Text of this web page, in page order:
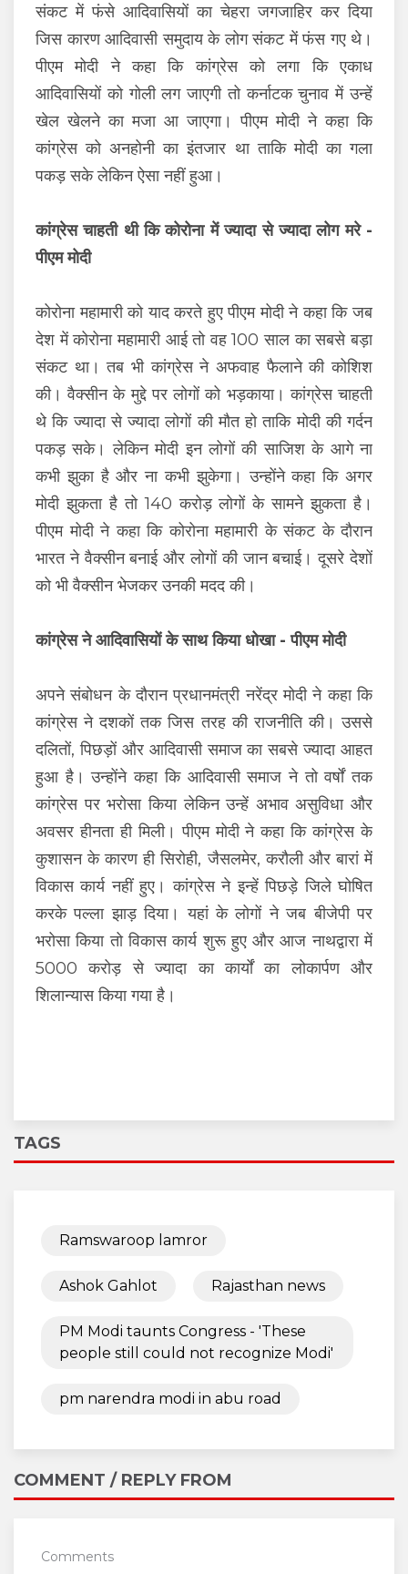
संकट में फंसे आदिवासियों का चेहरा जगजाहिर कर दिया
जिस कारण आदिवासी समुदाय के लोग संकट में फंस गए थे।
पीएम मोदी ने कहा कि कांग्रेस को लगा कि एकाध
आदिवासियों को गोली लग जाएगी तो कर्नाटक चुनाव में उन्हें
खेल खेलने का मजा आ जाएगा। पीएम मोदी ने कहा कि
कांग्रेस को अनहोनी का इंतजार था ताकि मोदी का गला
पकड़ सके लेकिन ऐसा नहीं हुआ।
कांग्रेस चाहती थी कि कोरोना में ज्यादा से ज्यादा लोग मरे -
पीएम मोदी
कोरोना महामारी को याद करते हुए पीएम मोदी ने कहा कि जब
देश में कोरोना महामारी आई तो वह 100 साल का सबसे बड़ा
संकट था। तब भी कांग्रेस ने अफवाह फैलाने की कोशिश
की। वैक्सीन के मुद्दे पर लोगों को भड़काया। कांग्रेस चाहती
थे कि ज्यादा से ज्यादा लोगों की मौत हो ताकि मोदी की गर्दन
पकड़ सके। लेकिन मोदी इन लोगों की साजिश के आगे ना
कभी झुका है और ना कभी झुकेगा। उन्होंने कहा कि अगर
मोदी झुकता है तो 140 करोड़ लोगों के सामने झुकता है।
पीएम मोदी ने कहा कि कोरोना महामारी के संकट के दौरान
भारत ने वैक्सीन बनाई और लोगों की जान बचाई। दूसरे देशों
को भी वैक्सीन भेजकर उनकी मदद की।
कांग्रेस ने आदिवासियों के साथ किया धोखा - पीएम मोदी
अपने संबोधन के दौरान प्रधानमंत्री नरेंद्र मोदी ने कहा कि
कांग्रेस ने दशकों तक जिस तरह की राजनीति की। उससे
दलितों, पिछड़ों और आदिवासी समाज का सबसे ज्यादा आहत
हुआ है। उन्होंने कहा कि आदिवासी समाज ने तो वर्षों तक
कांग्रेस पर भरोसा किया लेकिन उन्हें अभाव असुविधा और
अवसर हीनता ही मिली। पीएम मोदी ने कहा कि कांग्रेस के
कुशासन के कारण ही सिरोही, जैसलमेर, करौली और बारां में
विकास कार्य नहीं हुए। कांग्रेस ने इन्हें पिछड़े जिले घोषित
करके पल्ला झाड़ दिया। यहां के लोगों ने जब बीजेपी पर
भरोसा किया तो विकास कार्य शुरू हुए और आज नाथद्वारा में
5000 करोड़ से ज्यादा का कार्यों का लोकार्पण और
शिलान्यास किया गया है।
TAGS
Ramswaroop lamror
Ashok Gahlot Rajasthan news
PM Modi taunts Congress - 'These
people still could not recognize Modi'
pm narendra modi in abu road
COMMENT / REPLY FROM
Comments